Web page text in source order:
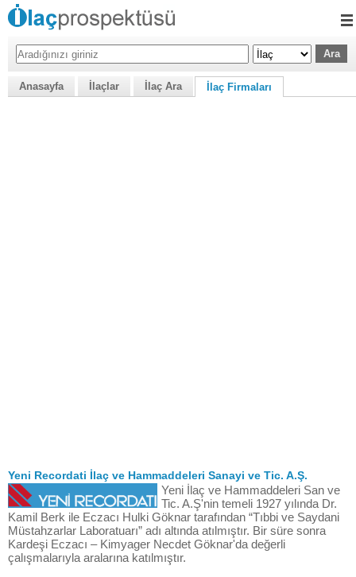
Anasayfa İlaçlar İlaç Ara İlaç Firmaları
Yeni Recordati İlaç ve Hammaddeleri Sanayi ve Tic. A.Ş.
Yeni İlaç ve Hammaddeleri San ve
Tic. A.Ş'nin temeli 1927 yılında Dr.
Kamil Berk ile Eczacı Hulki Göknar tarafından “Tıbbi ve Saydani
Müstahzarlar Laboratuarı” adı altında atılmıştır. Bir süre sonra
Kardeşi Eczacı – Kimyager Necdet Göknar'da değerli
çalışmalarıyla aralarına katılmıştır.